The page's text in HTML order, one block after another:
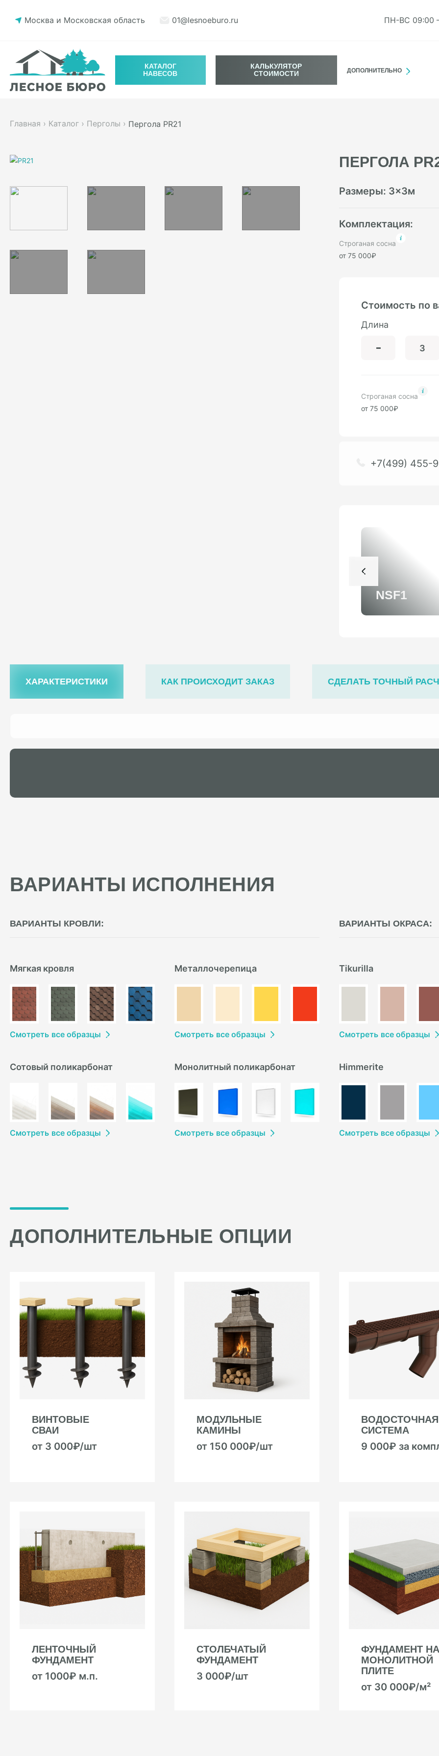
Москва и Московская область 01@lesnoeburo.ru ПН-ВС 09:00
КАТАЛОГ
НАВЕСОВ
КАЛЬКУЛЯТОР
СТОИМОСТИ
ДОПОЛНИТЕЛЬНО
Главная › Каталог › Перголы › Пергола PR21
ПЕРГОЛА
Размеры: 3×3м
Комплектация:
Строганая сосна
от 75 000₽
Стоимость по
Длина
Строганая сосна
от 75 000₽
+7(499) 455-
NSF1
ХАРАКТЕРИСТИКИ КАК ПРОИСХОДИТ ЗАКАЗ СДЕЛАТЬ ТОЧНЫЙ
ВАРИАНТЫ ИСПОЛНЕНИЯ
ВАРИАНТЫ КРОВЛИ:
Мягкая кровля
Смотреть все образцы
Металлочерепица
Смотреть все образцы
Сотовый поликарбонат
Смотреть все образцы
Монолитный поликарбонат
Смотреть все образцы
ВАРИАНТЫ ОКРАСА:
Tikurilla
Смотреть все образцы
Himmerite
Смотреть все образцы
ДОПОЛНИТЕЛЬНЫЕ ОПЦИИ
ВИНТОВЫЕ
СВАИ
от 3 000₽/шт
МОДУЛЬНЫЕ
КАМИНЫ
от 150 000₽/шт
ВОДОСТОЧНАЯ
СИСТЕМА
9 000₽ за
ЛЕНТОЧНЫЙ
ФУНДАМЕНТ
от 1000₽ м.п.
СТОЛБЧАТЫЙ
ФУНДАМЕНТ
3 000₽/шт
ФУНДАМЕНТ НА
МОНОЛИТНОЙ
ПЛИТЕ
от 30 000₽/м²